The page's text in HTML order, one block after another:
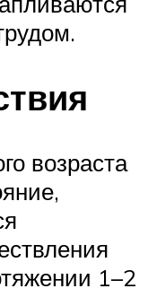
возраста
1–2